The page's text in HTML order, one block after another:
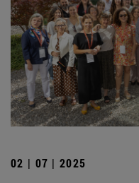
02 | 07 | 2025